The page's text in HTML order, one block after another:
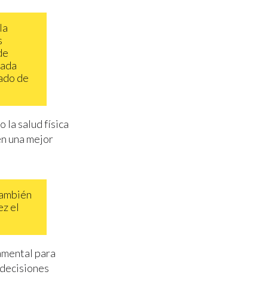
de
la salud física
una mejor
el
para